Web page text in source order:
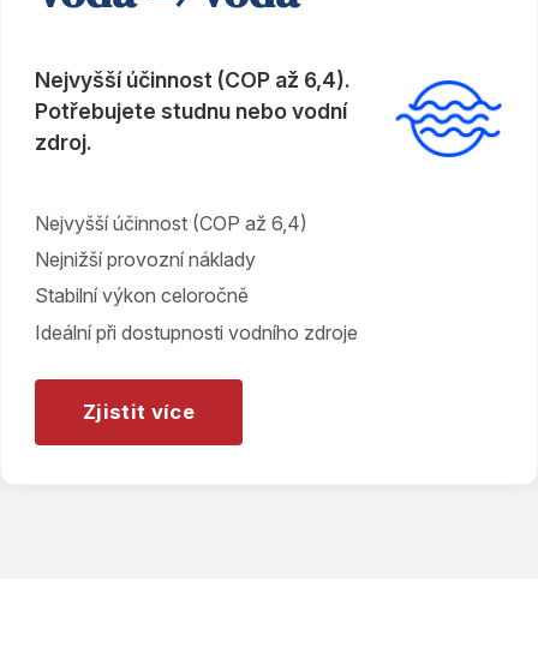
Nejvyšší účinnost (COP až 6,4).
Potřebujete studnu nebo vodní
zdroj.
Nejvyšší účinnost (COP až 6,4)
Nejnižší provozní náklady
Stabilní výkon celoročně
Ideální při dostupnosti vodního zdroje
Zjistit více